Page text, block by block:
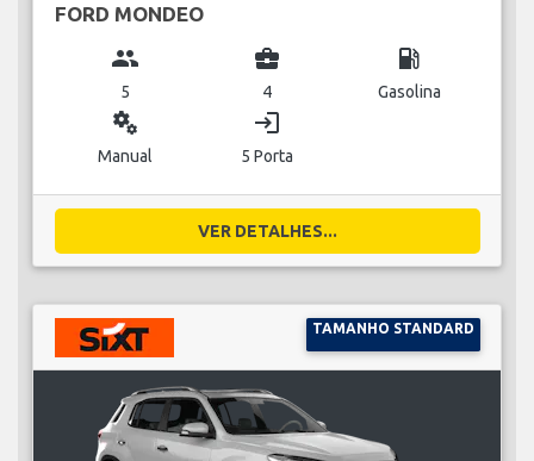
FORD MONDEO
group
5
business_center
4
local_gas_station
Gasolina
miscellaneous_services
Manual
login
5 Porta
VER DETALHES...
TAMANHO STANDARD